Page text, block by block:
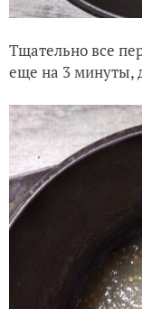
Тщательно все
еще на 3 минуты,